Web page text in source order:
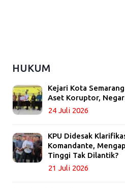
HUKUM
Kejari Kota
Aset Koruptor,
24 Juli 2026
KPU Didesak
Komandante,
Tinggi Tak Dilantik?
21 Juli 2026